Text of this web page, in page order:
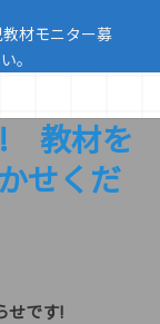
材モニター募
。
! 教材を
せくだ
せです!